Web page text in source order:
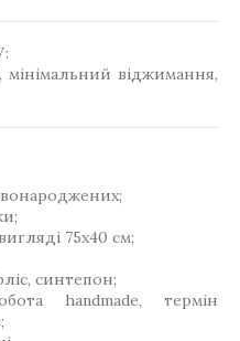
мінімальний віджимання,
75х40 см;
синтепон;
handmade, термін